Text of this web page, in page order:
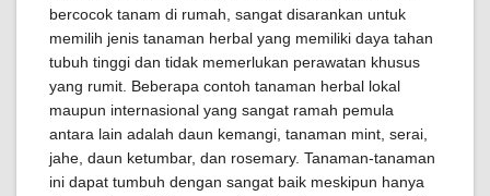
bercocok tanam di rumah, sangat disarankan untuk
memilih jenis tanaman herbal yang memiliki daya tahan
tubuh tinggi dan tidak memerlukan perawatan khusus
yang rumit. Beberapa contoh tanaman herbal lokal
maupun internasional yang sangat ramah pemula
antara lain adalah daun kemangi, tanaman mint, serai,
jahe, daun ketumbar, dan rosemary. Tanaman-tanaman
ini dapat tumbuh dengan sangat baik meskipun hanya